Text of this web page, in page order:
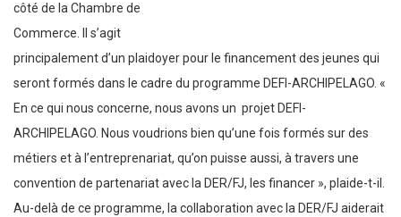
concerne, nous avons un projet DEFI-ARCHIPELAGO. Nous
voudrions bien qu’une fois formés sur des métiers et à
l’entreprenariat, qu’on puisse aussi, à travers une convention de
partenariat avec la DER/FJ, les financer », plaide-t-il. Au-delà de ce
programme, la collaboration avec la DER/FJ aiderait l’Institution à
rendre plus efficients l’encadrement et l’assistance qu’elle fournit
aux entreprises. « Nous faisons énormément de business plans à
des entreprises, à des jeunes qui finissent leur formation. Donc, on
aimerait bien à travers cette convention, pouvoir orienter ces